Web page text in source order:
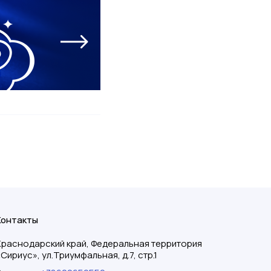
край, Федеральная территория
ул.Триумфальная, д.7, стр.1